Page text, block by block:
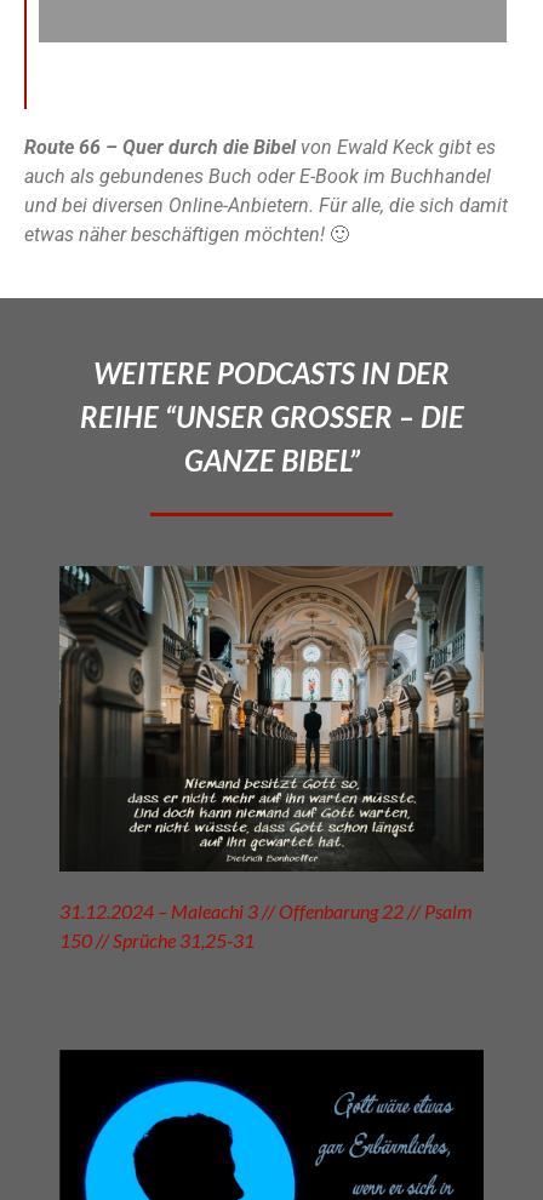
Route 66 – Quer durch die Bibel von Ewald Keck gibt es
auch als gebundenes Buch oder E-Book im Buchhandel
und bei diversen Online-Anbietern. Für alle, die sich damit
etwas näher beschäftigen möchten! 🙂
WEITERE PODCASTS IN DER
REIHE “UNSER GROSSER – DIE
GANZE BIBEL”
31.12.2024 – Maleachi 3 // Offenbarung 22 // Psalm
150 // Sprüche 31,25-31